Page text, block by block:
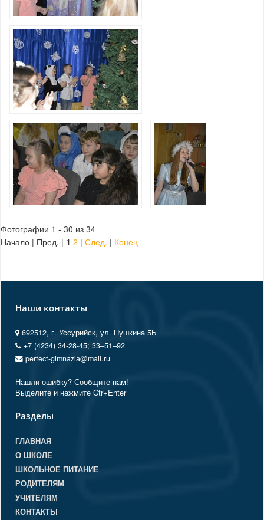
Фотографии 1 - 30 из 34
Начало | Пред. | 1 2 | След. | Конец
Наши контакты
692512, г. Уссурийск, ул. Пушкина 5Б
+7 (4234) 34-28-45; 33‒51‒92
perfect-gimnazia@mail.ru
Нашли ошибку? Сообщите нам!
Выделите и нажмите Ctr+Enter
Разделы
ГЛАВНАЯ
О ШКОЛЕ
ШКОЛЬНОЕ ПИТАНИЕ
РОДИТЕЛЯМ
УЧИТЕЛЯМ
КОНТАКТЫ